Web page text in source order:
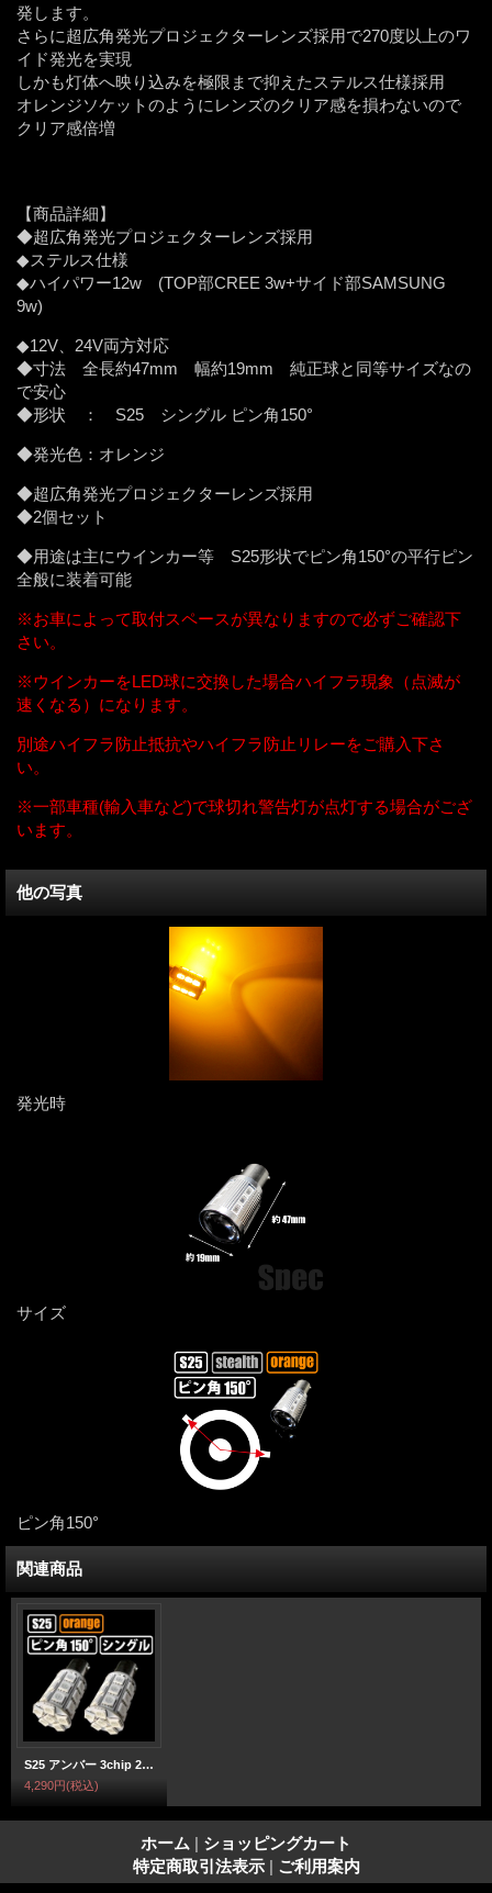
発します。
さらに超広角発光プロジェクターレンズ採用で270度以上のワ
イド発光を実現
しかも灯体へ映り込みを極限まで抑えたステルス仕様採用
オレンジソケットのようにレンズのクリア感を損わないので
クリア感倍増
【商品詳細】
◆超広角発光プロジェクターレンズ採用
◆ステルス仕様
◆ハイパワー12w (TOP部CREE 3w+サイド部SAMSUNG
9w)
◆12V、24V両方対応
◆寸法 全長約47mm 幅約19mm 純正球と同等サイズなの
で安心
◆形状 ： S25 シングル ピン角150°
◆発光色：オレンジ
◆超広角発光プロジェクターレンズ採用
◆2個セット
◆用途は主にウインカー等 S25形状でピン角150°の平行ピン
全般に装着可能
※お車によって取付スペースが異なりますので必ずご確認下
さい。
※ウインカーをLED球に交換した場合ハイフラ現象（点滅が
速くなる）になります。
別途ハイフラ防止抵抗やハイフラ防止リレーをご購入下さ
い。
※一部車種(輸入車など)で球切れ警告灯が点灯する場合がござ
います。
他の写真
発光時
サイズ
ピン角150°
関連商品
S25 アンバー 3chip 27連 ピン角150°
4,290円(税込)
ホーム | ショッピングカート
特定商取引法表示 | ご利用案内